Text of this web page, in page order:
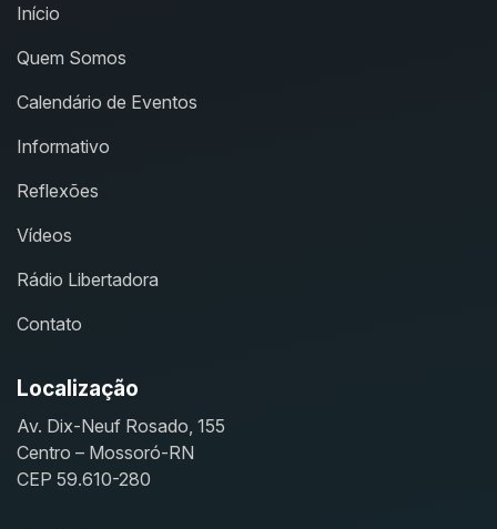
Início
Quem Somos
Calendário de Eventos
Informativo
Reflexões
Vídeos
Rádio Libertadora
Contato
Localização
Av. Dix-Neuf Rosado, 155
Centro – Mossoró-RN
CEP 59.610-280